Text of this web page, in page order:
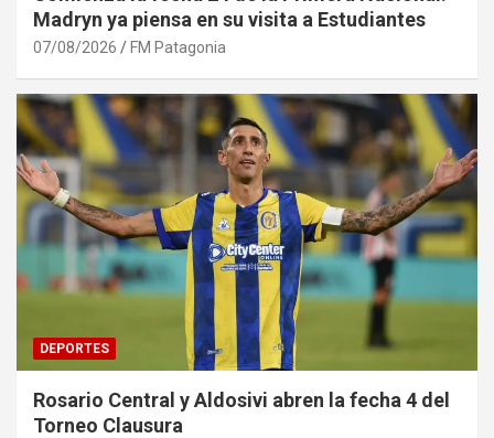
Madryn ya piensa en su visita a Estudiantes
07/08/2026 FM Patagonia
DEPORTES
Rosario Central y Aldosivi abren la fecha 4 del
Torneo Clausura